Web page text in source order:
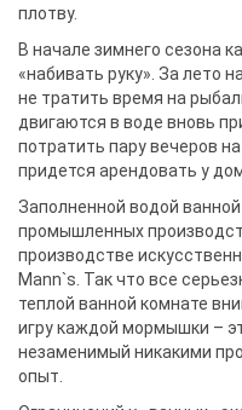
плотву.
В начале зимнего сезона
«набивать руку». За лето
не тратить время на
двигаются в воде вновь
потратить пару вечеров
придется арендовать у
Заполненной водой
промышленных
производстве
Mann`s. Так что все
теплой ванной комнате
игру каждой мормышки –
незаменимый никакими
опыт.